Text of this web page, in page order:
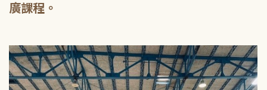
廣課程。